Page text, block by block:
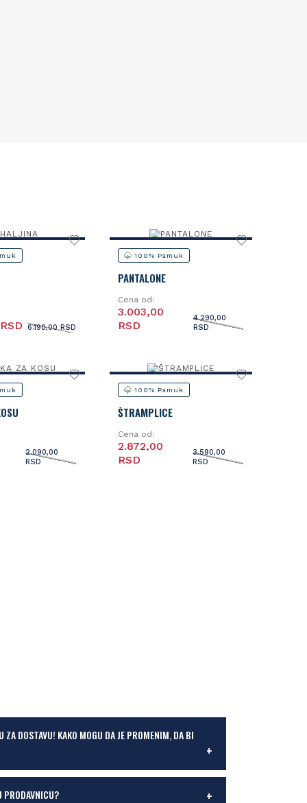
6.190,00 RSD
100% Pamuk
PANTALONE
Cena od:
4.290,00
RSD
3.003,00
RSD
2.090,00
RSD
100% Pamuk
ŠTRAMPLICE
Cena od:
3.590,00
RSD
2.872,00
RSD
ZA DOSTAVU! KAKO MOGU DA JE PROMENIM, DA BI
PRODAVNICU?